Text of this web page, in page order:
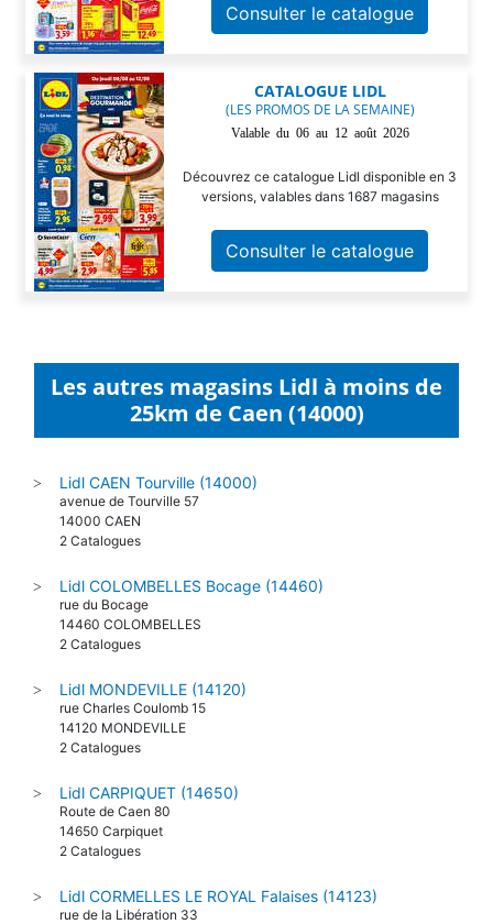
Consulter le catalogue
CATALOGUE LIDL
(LES PROMOS DE LA SEMAINE)
Valable du 06 au 12 août 2026
Découvrez ce catalogue Lidl disponible en 3
versions, valables dans 1687 magasins
Consulter le catalogue
Les autres magasins Lidl à moins de
25km de Caen (14000)
> Lidl CAEN Tourville (14000)
avenue de Tourville 57
14000 CAEN
2 Catalogues
> Lidl COLOMBELLES Bocage (14460)
rue du Bocage
14460 COLOMBELLES
2 Catalogues
> Lidl MONDEVILLE (14120)
rue Charles Coulomb 15
14120 MONDEVILLE
2 Catalogues
> Lidl CARPIQUET (14650)
Route de Caen 80
14650 Carpiquet
2 Catalogues
> Lidl CORMELLES LE ROYAL Falaises (14123)
rue de la Libération 33